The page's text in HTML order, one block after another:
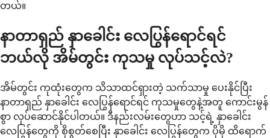
တယ်။
နာတာရှည် နှာခေါင်း လေပြွန်ရောင်ရင်
ဘယ်လို အိမ်တွင်း ကုသမှု လုပ်သင့်လဲ?
အိမ်တွင်း ကုထုံးတွေက သိသာထင်ရှားတဲ့ သက်သာမှု ပေးနိုင်ပြီး
နာတာရှည် နှာခေါင်း လေပြွန်ရောင်ရင် ကုသမှုတွေနဲ့အတူ ကောင်းမွန်
စွာ လုပ်ဆောင်နိုင်ပါတယ်။ ဒီနည်းလမ်းတွေဟာ သင့်ရဲ့ နှာခေါင်း
လေပြွန်တွေကို စိုစွတ်စေပြီး နှာခေါင်း လေပြွန်တွေက ပိုမို ထိရောက်